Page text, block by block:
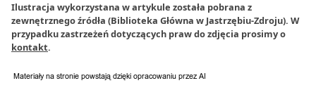
Ilustracja wykorzystana w artykule została pobrana z
zewnętrznego źródła (Biblioteka Główna w Jastrzębiu-Zdroju). W
przypadku zastrzeżeń dotyczących praw do zdjęcia prosimy o
kontakt.